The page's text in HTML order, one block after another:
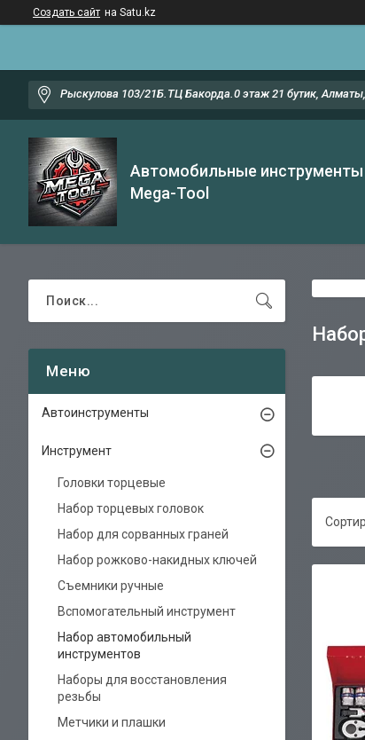
Создать сайт на Satu.kz
Рыскулова 103/21Б.ТЦ Бакорда.0 этаж 21 бутик,
Автомобильные инструменты
Mega-Tool
Автоинструменты
Инструмент
Головки торцевые
Набор торцевых головок
Набор для сорванных граней
Набор рожково-накидных ключей
Съемники ручные
Вспомогательный инструмент
Набор автомобильный
инструментов
Наборы для восстановления
резьбы
Метчики и плашки